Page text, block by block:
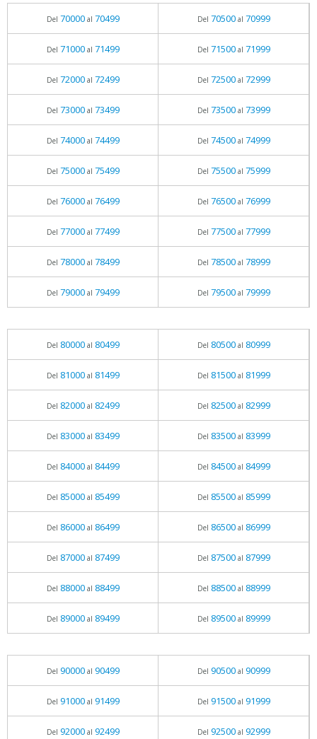
Del 70000al 70499 Del 70500al 70999
Del 71000al 71499 Del 71500al 71999
Del 72000al 72499 Del 72500al 72999
Del 73000al 73499 Del 73500al 73999
Del 74000al 74499 Del 74500al 74999
Del 75000al 75499 Del 75500al 75999
Del 76000al 76499 Del 76500al 76999
Del 77000al 77499 Del 77500al 77999
Del 78000al 78499 Del 78500al 78999
Del 79000al 79499 Del 79500al 79999
Del 80000al 80499 Del 80500al 80999
Del 81000al 81499 Del 81500al 81999
Del 82000al 82499 Del 82500al 82999
Del 83000al 83499 Del 83500al 83999
Del 84000al 84499 Del 84500al 84999
Del 85000al 85499 Del 85500al 85999
Del 86000al 86499 Del 86500al 86999
Del 87000al 87499 Del 87500al 87999
Del 88000al 88499 Del 88500al 88999
Del 89000al 89499 Del 89500al 89999
Del 90000al 90499 Del 90500al 90999
Del 91000al 91499 Del 91500al 91999
Del 92000al 92499 Del 92500al 92999